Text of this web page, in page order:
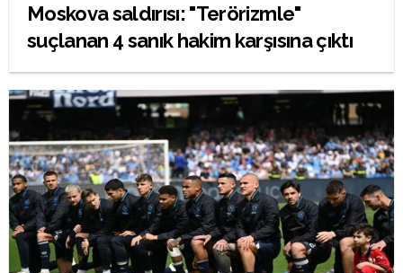
Moskova saldırısı: "Terörizmle"
suçlanan 4 sanık hakim karşısına çıktı